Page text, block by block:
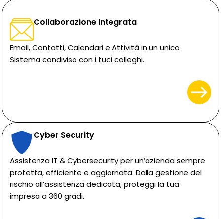
Collaborazione Integrata
Email, Contatti, Calendari e Attività in un unico
Sistema condiviso con i tuoi colleghi.
Cyber Security
Assistenza IT & Cybersecurity per un’azienda sempre
protetta, efficiente e aggiornata. Dalla gestione del
rischio all’assistenza dedicata, proteggi la tua
impresa a 360 gradi.